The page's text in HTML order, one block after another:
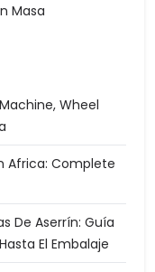
Masa
Wheel
Africa: Complete
De Aserrín: Guía
El Embalaje